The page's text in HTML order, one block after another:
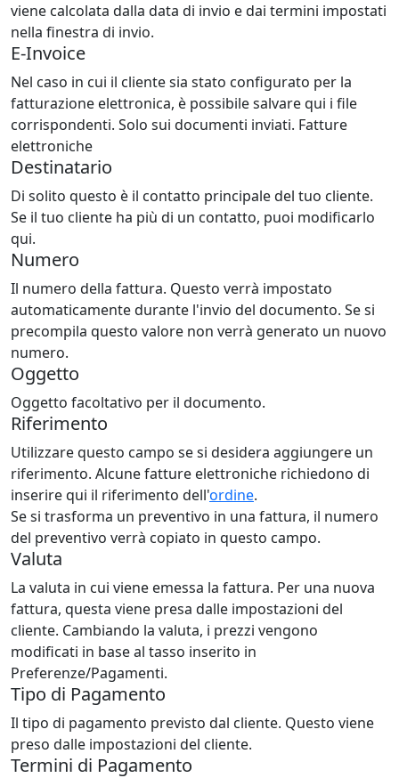
viene calcolata dalla data di invio e dai termini impostati
nella finestra di invio.
E-Invoice
Nel caso in cui il cliente sia stato configurato per la
fatturazione elettronica, è possibile salvare qui i file
corrispondenti. Solo sui documenti inviati. Fatture
elettroniche
Destinatario
Di solito questo è il contatto principale del tuo cliente.
Se il tuo cliente ha più di un contatto, puoi modificarlo
qui.
Numero
Il numero della fattura. Questo verrà impostato
automaticamente durante l'invio del documento. Se si
precompila questo valore non verrà generato un nuovo
numero.
Oggetto
Oggetto facoltativo per il documento.
Riferimento
Utilizzare questo campo se si desidera aggiungere un
riferimento. Alcune fatture elettroniche richiedono di
inserire qui il riferimento dell'ordine.
Se si trasforma un preventivo in una fattura, il numero
del preventivo verrà copiato in questo campo.
Valuta
La valuta in cui viene emessa la fattura. Per una nuova
fattura, questa viene presa dalle impostazioni del
cliente. Cambiando la valuta, i prezzi vengono
modificati in base al tasso inserito in
Preferenze/Pagamenti.
Tipo di Pagamento
Il tipo di pagamento previsto dal cliente. Questo viene
preso dalle impostazioni del cliente.
Termini di Pagamento